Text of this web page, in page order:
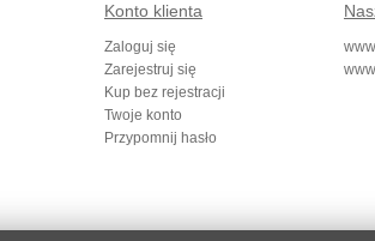
Konto klienta
Zaloguj się
Zarejestruj się
Kup bez rejestracji
Twoje konto
Przypomnij hasło